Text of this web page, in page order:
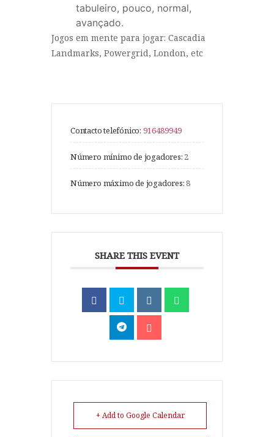
tabuleiro, pouco, normal,
avançado.
Jogos em mente para jogar: Cascadia
Landmarks, Powergrid, London, etc
Contacto telefónico: 916489949
Número mínimo de jogadores: 2
Número máximo de jogadores:8
SHARE THIS EVENT
+ Add to Google Calendar